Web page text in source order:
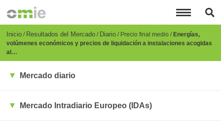
principal
Breadcrumb
Inicio Resultados del Mercado Diario Precio final medio Energías,
volúmenes económicos y precios de liquidación a instalaciones acogidas
al…
Mercado diario
Mercado Intradiario Europeo (IDAs)